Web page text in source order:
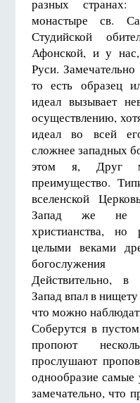
разных
монастыре св.
Студийской
Афонской, и у нас,
Руси.
то есть образец
идеал вызывает
осуществлению,
идеал во всей
сложнее западных
этом я, Друг
преимущество.
вселенской
Запад же не
христианства,
целыми веками
богослужения
Действительно, в
Запад впал в
что можно
Соберутся в
пропоют
прослушают
однообразие самые
замечательно, что